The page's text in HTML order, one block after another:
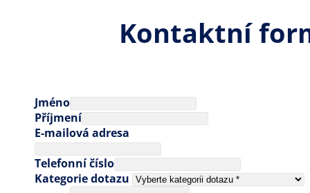
Kontaktní
Jméno
Příjmení
E-mailová adresa
Telefonní číslo
Kategorie dotazu